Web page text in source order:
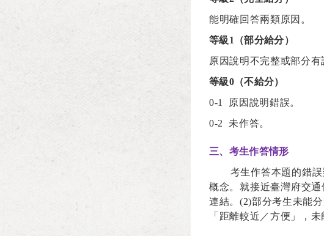
能明確回答兩類原因。
等級1（部分給分）
原因說明不完整或部分有
等級0（不給分）
0-1
原因說明錯誤。
0-2
未作答。
三、考生作答情形
考生作答本題的錯
概念。就接近臺灣府交
連結。 (2)部分考生未能
「距離較近／方便」，